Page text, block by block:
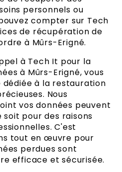
personnels ou
compter sur Tech
de récupération de
à Mûrs-Erigné.
à Tech It pour la
à Mûrs-Erigné, vous
dédiée à la restauration
Nous
vos données peuvent
pour des raisons
C'est
tout en œuvre pour
perdues sont
efficace et sécurisée.